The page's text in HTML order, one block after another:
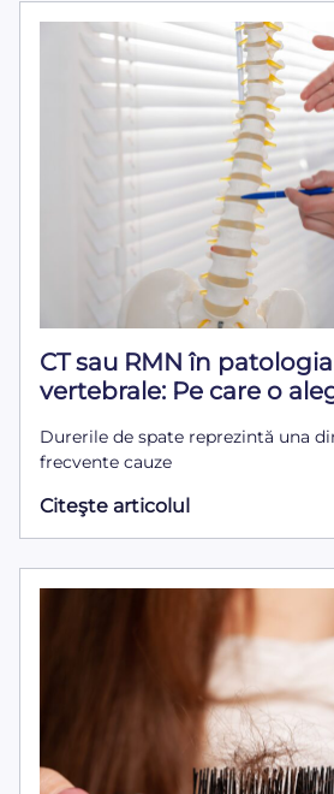
CT sau RMN în
vertebrale: Pe care o
Durerile de spate reprezintă una
frecvente cauze
Citeşte articolul